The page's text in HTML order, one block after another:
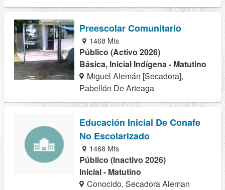
Preescolar Comunitario
1468 Mts
Público (Activo 2026)
Básica, Inicial Indígena - Matutino
Miguel Alemán [Secadora],
Pabellón De Arteaga
Educación Inicial De Conafe
No Escolarizado
1468 Mts
Público (Inactivo 2026)
Inicial - Matutino
Conocido, Secadora Aleman